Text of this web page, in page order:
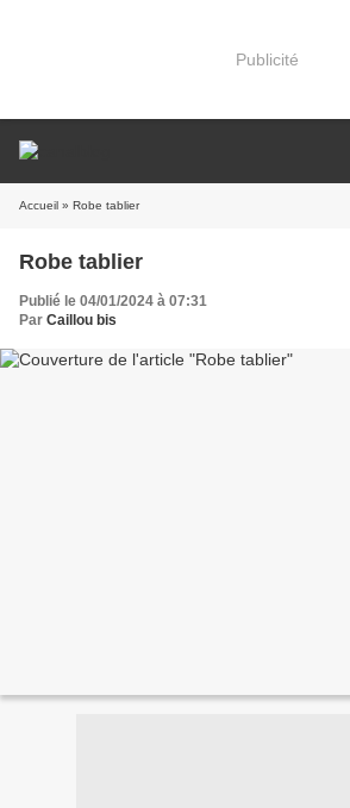
Publicité
Accueil » Robe tablier
Robe tablier
Publié le 04/01/2024 à 07:31
Par Caillou bis